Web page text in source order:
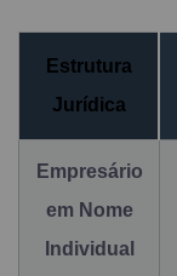
Estrutura
Jurídica
Empresário
em Nome
Individual